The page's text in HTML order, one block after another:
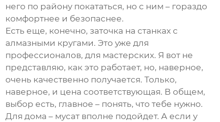
него по району покататься, но с ним – гораздо
комфортнее и безопаснее.
Есть еще, конечно, заточка на станках с
алмазными кругами. Это уже для
профессионалов, для мастерских. Я вот не
представляю, как это работает, но, наверное,
очень качественно получается. Только,
наверное, и цена соответствующая. В общем,
выбор есть, главное – понять, что тебе нужно.
Для дома – мусат вполне подойдет. А если у